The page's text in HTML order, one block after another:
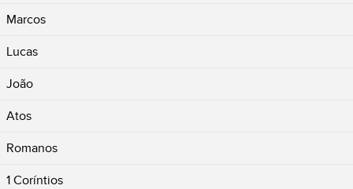
Marcos
Lucas
João
Atos
Romanos
1 Coríntios